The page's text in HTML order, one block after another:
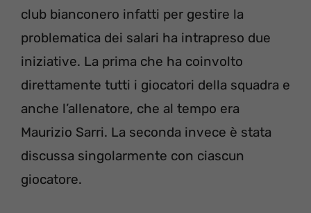
club bianconero infatti per gestire la
problematica dei salari ha intrapreso due
iniziative. La prima che ha coinvolto
direttamente tutti i giocatori della squadra e
anche l’allenatore, che al tempo era
Maurizio Sarri. La seconda invece è stata
discussa singolarmente con ciascun
giocatore.